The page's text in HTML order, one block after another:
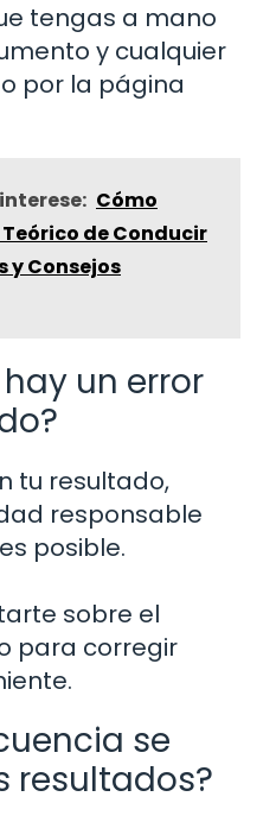
tengas a mano
y cualquier
por la página
Cómo
de Conducir
y Consejos
un error
tu resultado,
responsable
posible.
sobre el
para corregir
se
resultados?